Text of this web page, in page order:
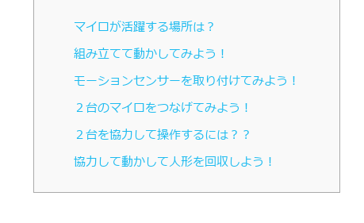
マイロが活躍する場所は？
組み立てて動かしてみよう！
モーションセンサーを取り付けてみよう！
２台のマイロをつなげてみよう！
２台を協力して操作するには？？
協力して動かして人形を回収しよう！